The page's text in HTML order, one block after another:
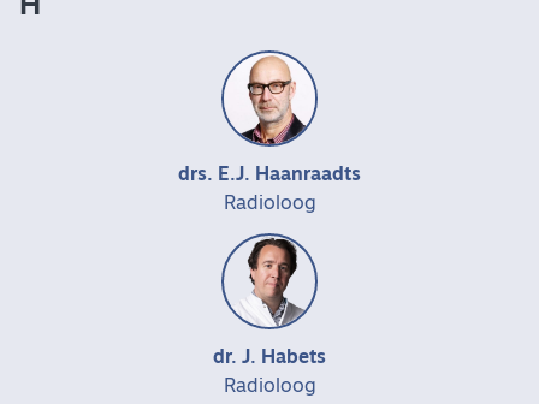
H
drs. E.J. Haanraadts
Radioloog
dr. J. Habets
Radioloog